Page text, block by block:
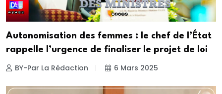
Autonomisation des femmes : le chef de l’État
rappelle l’urgence de finaliser le projet de loi
BY-Par La Rédaction 6 Mars 2025